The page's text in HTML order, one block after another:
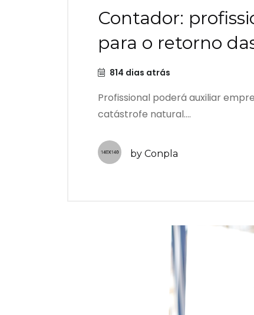
Contador:
para o retorno
814 dias atrás
Profissional poderá auxiliar
catástrofe natural....
by Conpla